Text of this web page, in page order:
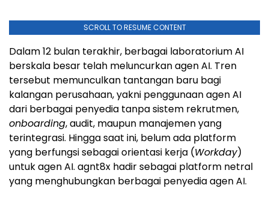
SCROLL TO RESUME CONTENT
Dalam 12 bulan terakhir, berbagai laboratorium AI
berskala besar telah meluncurkan agen AI. Tren
tersebut memunculkan tantangan baru bagi
kalangan perusahaan, yakni penggunaan agen AI
dari berbagai penyedia tanpa sistem rekrutmen,
onboarding, audit, maupun manajemen yang
terintegrasi. Hingga saat ini, belum ada platform
yang berfungsi sebagai orientasi kerja (Workday)
untuk agen AI. agnt8x hadir sebagai platform netral
yang menghubungkan berbagai penyedia agen AI.